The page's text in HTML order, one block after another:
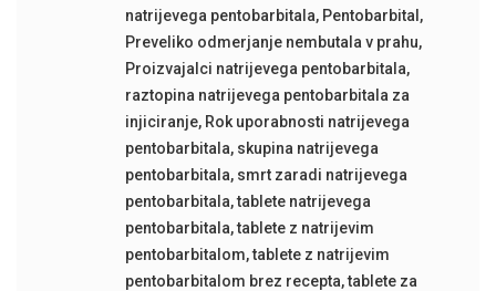
natrijevega pentobarbitala, Pentobarbital ,
Preveliko odmerjanje nembutala v prahu,
Proizvajalci natrijevega pentobarbitala,
raztopina natrijevega pentobarbitala za
injiciranje, Rok uporabnosti natrijevega
pentobarbitala, skupina natrijevega
pentobarbitala, smrt zaradi natrijevega
pentobarbitala,tablete natrijevega
pentobarbitala,tablete z natrijevim
pentobarbitalom,tablete z natrijevim
pentobarbitalom brez recepta,tablete za